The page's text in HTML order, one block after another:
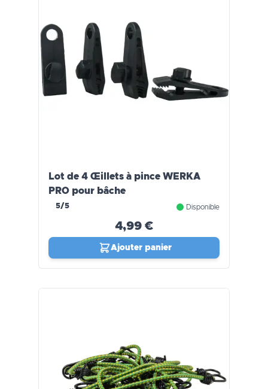
Lot de 4 Œillets à pince WERKA
PRO pour bâche
5/5 Disponible
4,99 €
Ajouter panier